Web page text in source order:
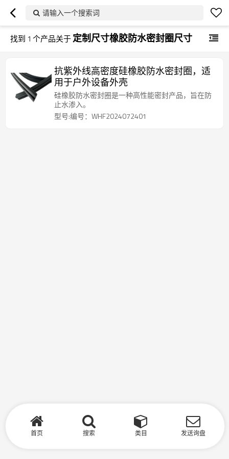
请输入一个搜索词
找到 1 个产品关于定制尺寸橡胶防水密封圈尺寸
抗紫外线高密度硅橡胶防水密封圈，适
用于户外设备外壳
硅橡胶防水密封圈是一种高性能密封产品，旨在防
止水渗入。
型号:编号：WHF2024072401
首页 搜索 类目 发送询盘